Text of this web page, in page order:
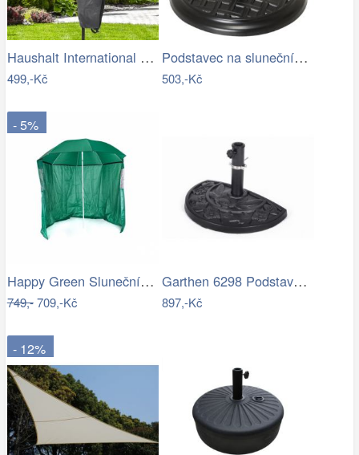
Haushalt International Ochranný obal na…
499,-Kč
Podstavec na slunečník, kulatý, 15 kg
503,-Kč
- 5%
Happy Green Slunečník s boční stěnou,…
749,-709,-Kč
Garthen 6298 Podstavec pro půlkulaté…
897,-Kč
- 12%